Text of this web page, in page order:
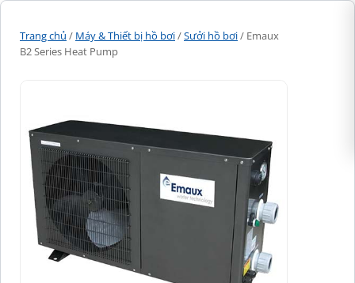
Trang chủ / Máy & Thiết bị hồ bơi/Sưởi hồ bơi/ Emaux
B2 Series Heat Pump